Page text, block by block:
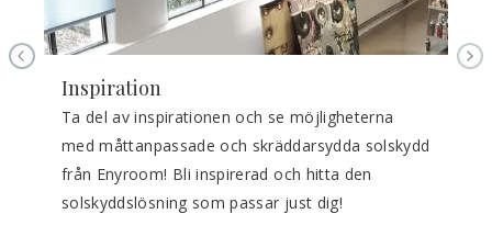
PREVIOUS SLIDE
Inspiration
Ta del av inspirationen och se möjligheterna
med måttanpassade och skräddarsydda solskydd
från Enyroom! Bli inspirerad och hitta den
solskyddslösning som passar just dig!